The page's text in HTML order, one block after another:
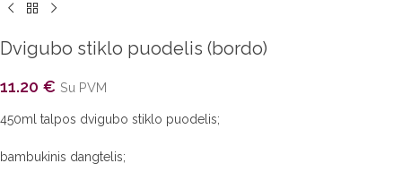
Dvigubo stiklo puodelis (bordo)
11.20 € Su PVM
450ml talpos dvigubo stiklo puodelis;
bambukinis dangtelis;